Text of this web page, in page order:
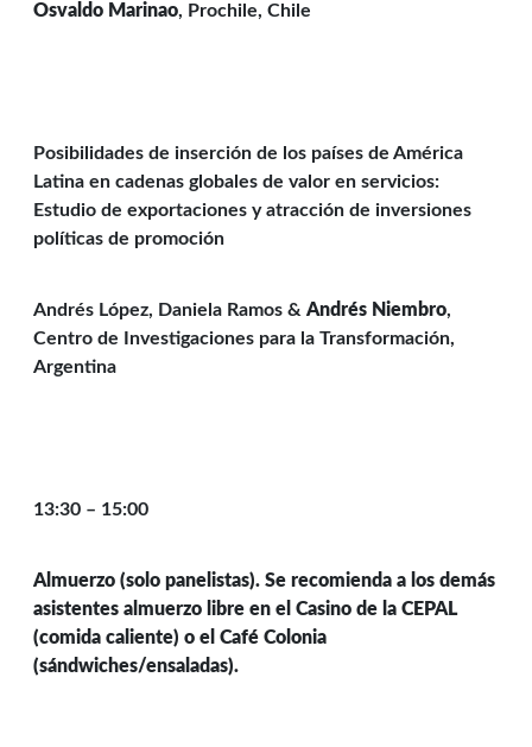
Osvaldo Marinao, Prochile, Chile
Posibilidades de inserción de los países de América
Latina en cadenas globales de valor en servicios:
Estudio de exportaciones y atracción de inversiones
políticas de promoción
Andrés López, Daniela Ramos & Andrés Niembro,
Centro de Investigaciones para la Transformación,
Argentina
13:30 – 15:00
Almuerzo (solo panelistas). Se recomienda a los demás
asistentes almuerzo libre en el Casino de la CEPAL
(comida caliente) o el Café Colonia
(sándwiches/ensaladas).